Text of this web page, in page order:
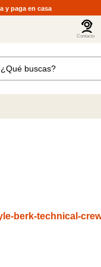
y paga en casa
Contacto
berk-technical-